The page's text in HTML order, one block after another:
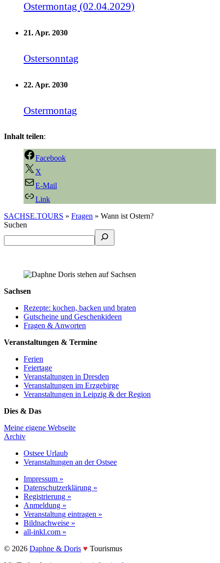
Ostermontag (02.04.2029)
21. Apr. 2030
Ostersonntag
22. Apr. 2030
Ostermontag
Inhalt teilen:
Facebook
X
E-Mail
Link
SACHSE.TOURS » Fragen » Wann ist Ostern?
Suchen
Sachsen
Rezepte: kochen, backen und braten
Gutscheine und Geschenkideen
Fragen & Anworten
Veranstaltungen & Termine
Ferien
Feiertage
Veranstaltungen in Dresden
Veranstaltungen im Erzgebirge
Veranstaltungen in Leipzig & der Region
Dies & Das
Meine eigene Webseite
Archiv
Ostsee Urlaub
Veranstaltungen an der Ostsee
Impressum »
Datenschutzerklärung »
Registrierung »
Anmeldung »
Veranstaltung eintragen »
Bildnachweise »
all-inkl.com »
©️ 2026 Daphne & Doris ♥️ Tourismus